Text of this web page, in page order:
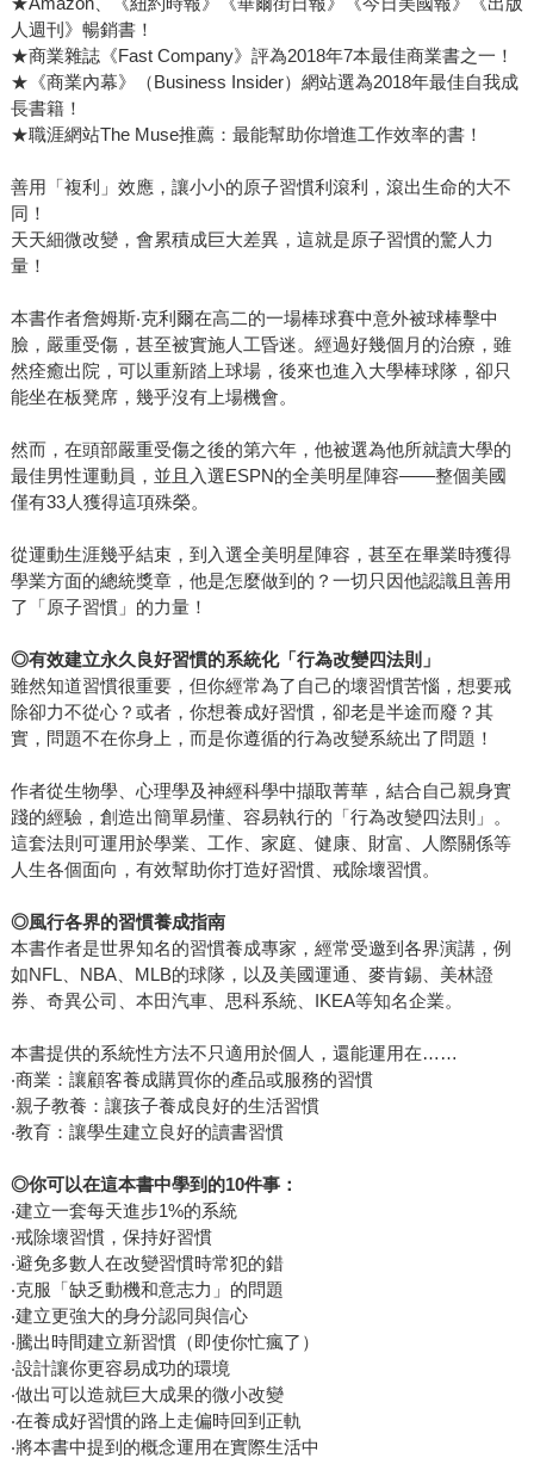
人週刊》暢銷書！
★商業雜誌《Fast Company》評為2018年7本最佳商業書之一！
★《商業內幕》（Business Insider）網站選為2018年最佳自我成
長書籍！
★職涯網站The Muse推薦：最能幫助你增進工作效率的書！
善用「複利」效應，讓小小的原子習慣利滾利，滾出生命的大不
同！
天天細微改變，會累積成巨大差異，這就是原子習慣的驚人力
量！
本書作者詹姆斯‧克利爾在高二的一場棒球賽中意外被球棒擊中
臉，嚴重受傷，甚至被實施人工昏迷。經過好幾個月的治療，雖
然痊癒出院，可以重新踏上球場，後來也進入大學棒球隊，卻只
能坐在板凳席，幾乎沒有上場機會。
然而，在頭部嚴重受傷之後的第六年，他被選為他所就讀大學的
最佳男性運動員，並且入選ESPN的全美明星陣容——整個美國
僅有33人獲得這項殊榮。
從運動生涯幾乎結束，到入選全美明星陣容，甚至在畢業時獲得
學業方面的總統獎章，他是怎麼做到的？一切只因他認識且善用
了「原子習慣」的力量！
◎有效建立永久良好習慣的系統化「行為改變四法則」
雖然知道習慣很重要，但你經常為了自己的壞習慣苦惱，想要戒
除卻力不從心？或者，你想養成好習慣，卻老是半途而廢？其
實，問題不在你身上，而是你遵循的行為改變系統出了問題！
作者從生物學、心理學及神經科學中擷取菁華，結合自己親身實
踐的經驗，創造出簡單易懂、容易執行的「行為改變四法則」。
這套法則可運用於學業、工作、家庭、健康、財富、人際關係等
人生各個面向，有效幫助你打造好習慣、戒除壞習慣。
◎風行各界的習慣養成指南
本書作者是世界知名的習慣養成專家，經常受邀到各界演講，例
如NFL、NBA、MLB的球隊，以及美國運通、麥肯錫、美林證
券、奇異公司、本田汽車、思科系統、IKEA等知名企業。
本書提供的系統性方法不只適用於個人，還能運用在……
‧商業：讓顧客養成購買你的產品或服務的習慣
‧親子教養：讓孩子養成良好的生活習慣
‧教育：讓學生建立良好的讀書習慣
◎你可以在這本書中學到的10件事：
‧建立一套每天進步1%的系統
‧戒除壞習慣，保持好習慣
‧避免多數人在改變習慣時常犯的錯
‧克服「缺乏動機和意志力」的問題
‧建立更強大的身分認同與信心
‧騰出時間建立新習慣（即使你忙瘋了）
‧設計讓你更容易成功的環境
‧做出可以造就巨大成果的微小改變
‧在養成好習慣的路上走偏時回到正軌
‧將本書中提到的概念運用在實際生活中